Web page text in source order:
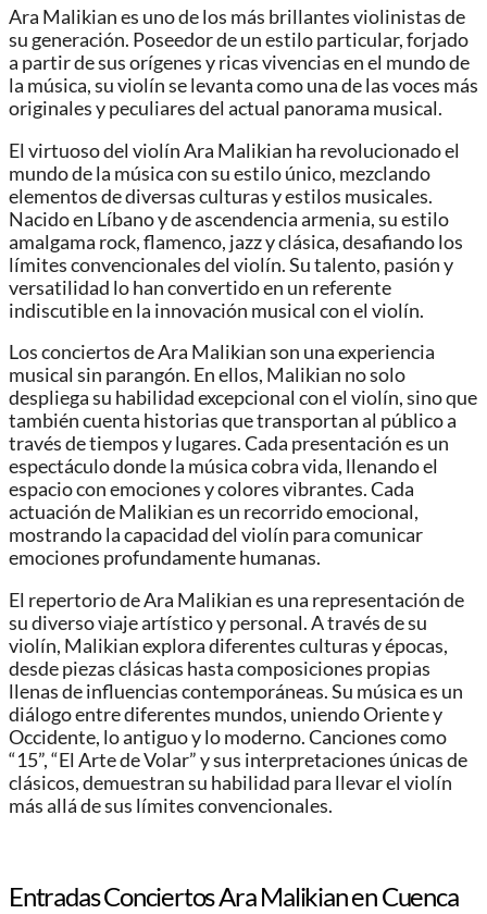
Ara Malikian es uno de los más brillantes violinistas de
su generación. Poseedor de un estilo particular, forjado
a partir de sus orígenes y ricas vivencias en el mundo de
la música, su violín se levanta como una de las voces más
originales y peculiares del actual panorama musical.
El virtuoso del violín Ara Malikian ha revolucionado el
mundo de la música con su estilo único, mezclando
elementos de diversas culturas y estilos musicales.
Nacido en Líbano y de ascendencia armenia, su estilo
amalgama rock, flamenco, jazz y clásica, desafiando los
límites convencionales del violín. Su talento, pasión y
versatilidad lo han convertido en un referente
indiscutible en la innovación musical con el violín.
Los conciertos de Ara Malikian son una experiencia
musical sin parangón. En ellos, Malikian no solo
despliega su habilidad excepcional con el violín, sino que
también cuenta historias que transportan al público a
través de tiempos y lugares. Cada presentación es un
espectáculo donde la música cobra vida, llenando el
espacio con emociones y colores vibrantes. Cada
actuación de Malikian es un recorrido emocional,
mostrando la capacidad del violín para comunicar
emociones profundamente humanas.
El repertorio de Ara Malikian es una representación de
su diverso viaje artístico y personal. A través de su
violín, Malikian explora diferentes culturas y épocas,
desde piezas clásicas hasta composiciones propias
llenas de influencias contemporáneas. Su música es un
diálogo entre diferentes mundos, uniendo Oriente y
Occidente, lo antiguo y lo moderno. Canciones como
“15”, “El Arte de Volar” y sus interpretaciones únicas de
clásicos, demuestran su habilidad para llevar el violín
más allá de sus límites convencionales.
Entradas Conciertos Ara Malikian en Cuenca